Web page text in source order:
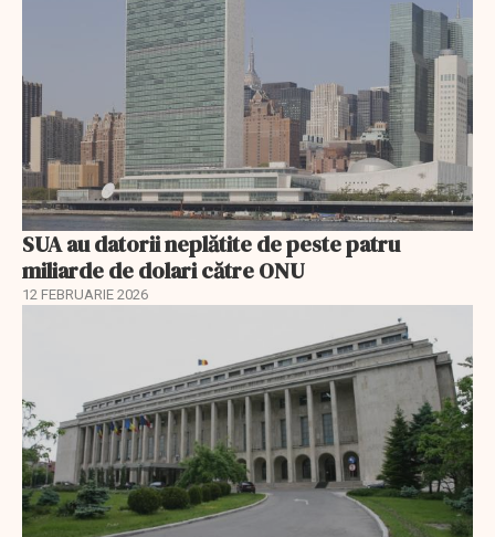
SUA au datorii neplătite de peste patru
miliarde de dolari către ONU
12 FEBRUARIE 2026